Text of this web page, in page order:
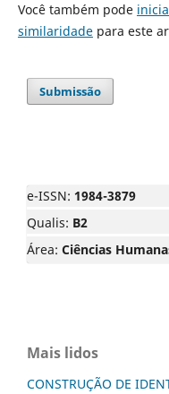
Você também pode
similaridadepara este
Submissão
e-ISSN: 1984-3879
Qualis: B2
Área: Ciências
Mais lidos
CONSTRUÇÃO DE